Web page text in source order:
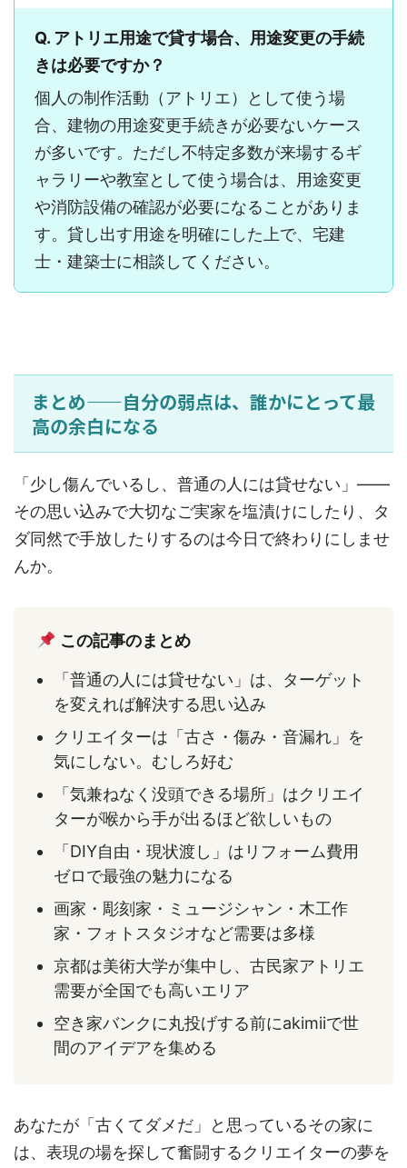
Q. アトリエ用途で貸す場合、用途変更の手続
きは必要ですか？
個人の制作活動（アトリエ）として使う場
合、建物の用途変更手続きが必要ないケース
が多いです。ただし不特定多数が来場するギ
ャラリーや教室として使う場合は、用途変更
や消防設備の確認が必要になることがありま
す。貸し出す用途を明確にした上で、宅建
士・建築士に相談してください。
まとめ——自分の弱点は、誰かにとって最
高の余白になる
「少し傷んでいるし、普通の人には貸せない」——
その思い込みで大切なご実家を塩漬けにしたり、タ
ダ同然で手放したりするのは今日で終わりにしませ
んか。
この記事のまとめ
「普通の人には貸せない」は、ターゲット
を変えれば解決する思い込み
クリエイターは「古さ・傷み・音漏れ」を
気にしない。むしろ好む
「気兼ねなく没頭できる場所」はクリエイ
ターが喉から手が出るほど欲しいもの
「DIY自由・現状渡し」はリフォーム費用
ゼロで最強の魅力になる
画家・彫刻家・ミュージシャン・木工作
家・フォトスタジオなど需要は多様
京都は美術大学が集中し、古民家アトリエ
需要が全国でも高いエリア
空き家バンクに丸投げする前にakimiiで世
間のアイデアを集める
あなたが「古くてダメだ」と思っているその家に
は、表現の場を探して奮闘するクリエイターの夢を